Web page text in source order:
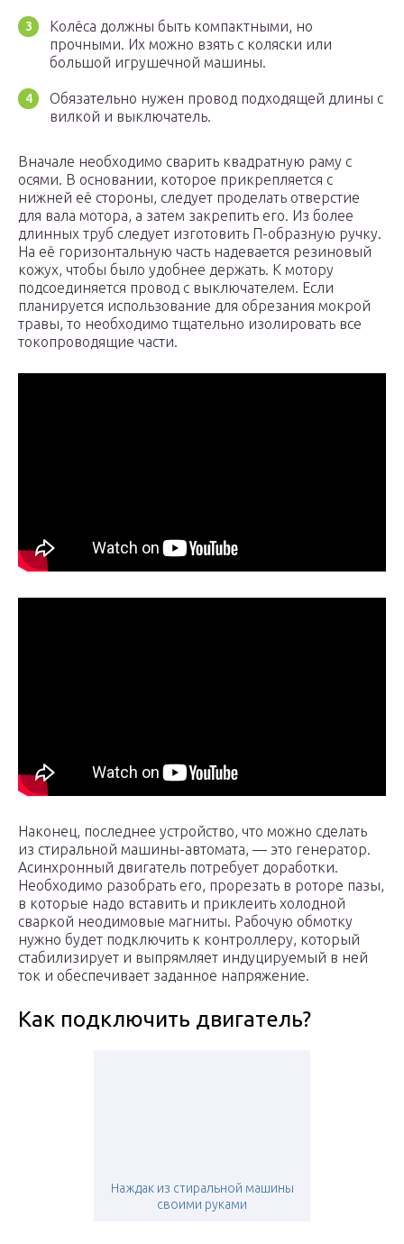
Колёса должны быть компактными, но
прочными. Их можно взять с коляски или
большой игрушечной машины.
Обязательно нужен провод подходящей длины с
вилкой и выключатель.
Вначале необходимо сварить квадратную раму с
осями. В основании, которое прикрепляется с
нижней её стороны, следует проделать отверстие
для вала мотора, а затем закрепить его. Из более
длинных труб следует изготовить П-образную ручку.
На её горизонтальную часть надевается резиновый
кожух, чтобы было удобнее держать. К мотору
подсоединяется провод с выключателем. Если
планируется использование для обрезания мокрой
травы, то необходимо тщательно изолировать все
токопроводящие части.
Наконец, последнее устройство, что можно сделать
из стиральной машины-автомата, — это генератор.
Асинхронный двигатель потребует доработки.
Необходимо разобрать его, прорезать в роторе пазы,
в которые надо вставить и приклеить холодной
сваркой неодимовые магниты. Рабочую обмотку
нужно будет подключить к контроллеру, который
стабилизирует и выпрямляет индуцируемый в ней
ток и обеспечивает заданное напряжение.
Как подключить двигатель?
Наждак из стиральной машины
своими руками